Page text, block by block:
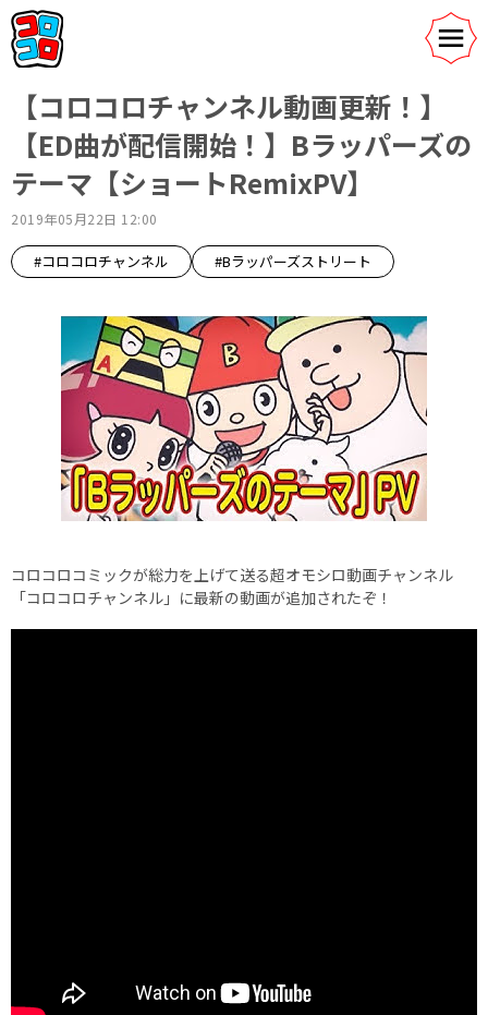
【コロコロチャンネル動画更新！】
【ED曲が配信開始！】Bラッパーズの
テーマ【ショートRemixPV】
2019年05月22日 12:00
#コロコロチャンネル #Bラッパーズストリート
コロコロコミックが総力を上げて送る超オモシロ動画チャンネル
「コロコロチャンネル」に最新の動画が追加されたぞ！